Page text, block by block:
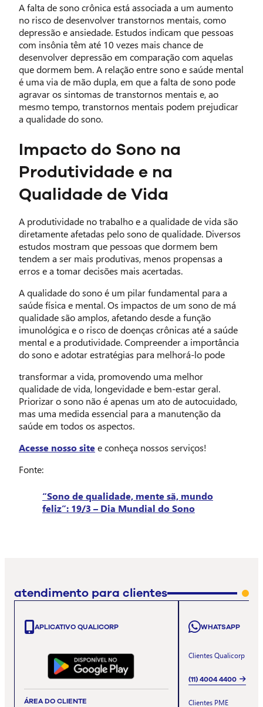
A falta de sono crônica está associada a um aumento
no risco de desenvolver transtornos mentais, como
depressão e ansiedade. Estudos indicam que pessoas
com insônia têm até 10 vezes mais chance de
desenvolver depressão em comparação com aquelas
que dormem bem. A relação entre sono e saúde mental
é uma via de mão dupla, em que a falta de sono pode
agravar os sintomas de transtornos mentais e, ao
mesmo tempo, transtornos mentais podem prejudicar
a qualidade do sono.
Impacto do Sono na
Produtividade e na
Qualidade de Vida
A produtividade no trabalho e a qualidade de vida são
diretamente afetadas pelo sono de qualidade. Diversos
estudos mostram que pessoas que dormem bem
tendem a ser mais produtivas, menos propensas a
erros e a tomar decisões mais acertadas.
A qualidade do sono é um pilar fundamental para a
saúde física e mental. Os impactos de um sono de má
qualidade são amplos, afetando desde a função
imunológica e o risco de doenças crônicas até a saúde
mental e a produtividade. Compreender a importância
do sono e adotar estratégias para melhorá-lo pode
transformar a vida, promovendo uma melhor
qualidade de vida, longevidade e bem-estar geral.
Priorizar o sono não é apenas um ato de autocuidado,
mas uma medida essencial para a manutenção da
saúde em todos os aspectos.
Acesse nosso sitee conheça nossos serviços!
Fonte:
“Sono de qualidade, mente sã, mundo
feliz”: 19/3 – Dia Mundial do Sono
atendimento para clientes
APLICATIVO QUALICORP
ÁREA DO CLIENTE
WHATSAPP
Clientes Qualicorp
(11) 4004 4400
Clientes PME